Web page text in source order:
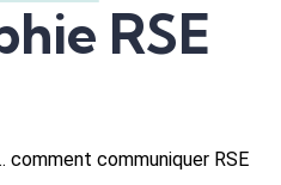
RSE
comment communiquer RSE